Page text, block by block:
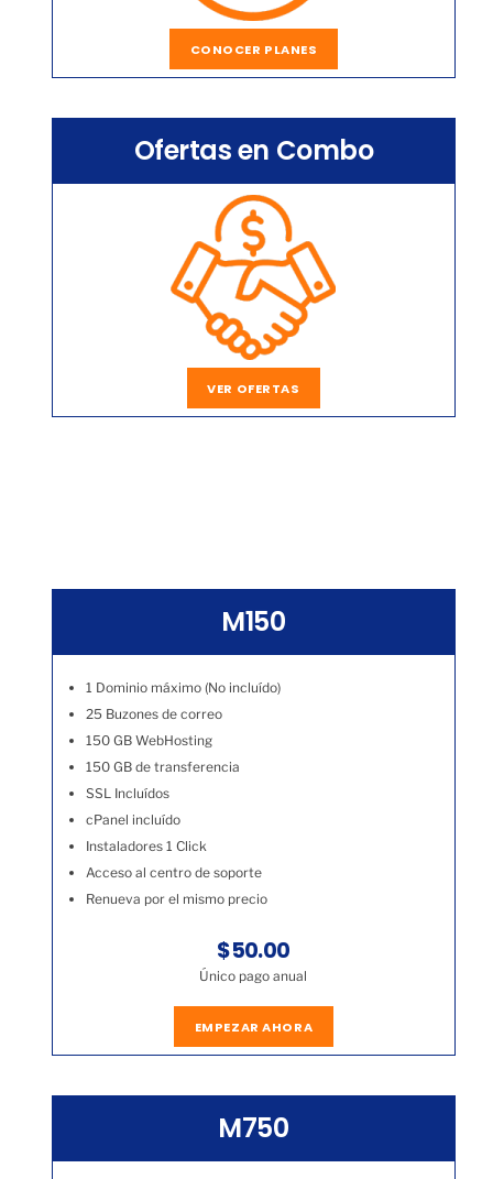
CONOCER PLANES
Ofertas en Combo
VER OFERTAS
M150
1 Dominio máximo (No incluído)
25 Buzones de correo
150 GB WebHosting
150 GB de transferencia
SSL Incluídos
cPanel incluído
Instaladores 1 Click
Acceso al centro de soporte
Renueva por el mismo precio
$50.00
Único pago anual
EMPEZAR AHORA
M750